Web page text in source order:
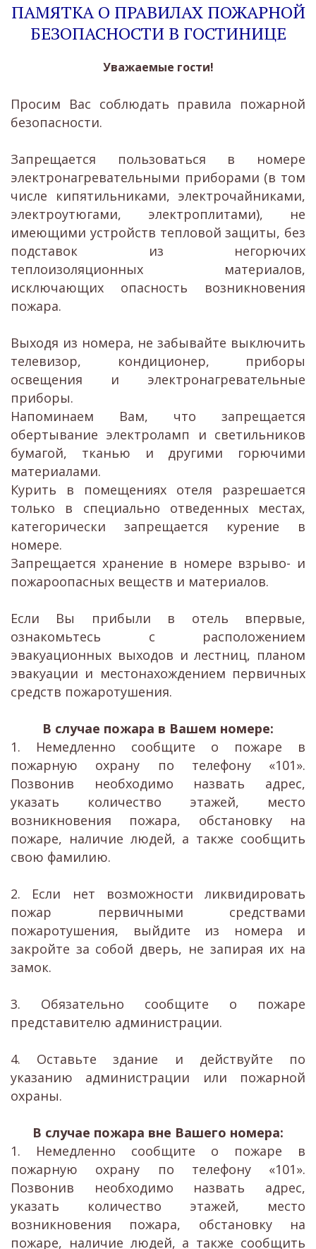
ПАМЯТКА О ПРАВИЛАХ ПОЖАРНОЙ
БЕЗОПАСНОСТИ В ГОСТИНИЦЕ
Уважаемые гости!
Просим Вас соблюдать правила пожарной
безопасности.
Запрещается пользоваться в номере
электронагревательными приборами (в том
числе кипятильниками, электрочайниками,
электроутюгами, электроплитами), не
имеющими устройств тепловой защиты, без
подставок из негорючих
теплоизоляционных материалов,
исключающих опасность возникновения
пожара.
Выходя из номера, не забывайте выключить
телевизор, кондиционер, приборы
освещения и электронагревательные
приборы.
Напоминаем Вам, что запрещается
обертывание электроламп и светильников
бумагой, тканью и другими горючими
материалами.
Курить в помещениях отеля разрешается
только в специально отведенных местах,
категорически запрещается курение в
номере.
Запрещается хранение в номере взрыво- и
пожароопасных веществ и материалов.
Если Вы прибыли в отель впервые,
ознакомьтесь с расположением
эвакуационных выходов и лестниц, планом
эвакуации и местонахождением первичных
средств пожаротушения.
В случае пожара в Вашем номере:
1. Немедленно сообщите о пожаре в
пожарную охрану по телефону «101».
Позвонив необходимо назвать адрес,
указать количество этажей, место
возникновения пожара, обстановку на
пожаре, наличие людей, а также сообщить
свою фамилию.
2. Если нет возможности ликвидировать
пожар первичными средствами
пожаротушения, выйдите из номера и
закройте за собой дверь, не запирая их на
замок.
3. Обязательно сообщите о пожаре
представителю администрации.
4. Оставьте здание и действуйте по
указанию администрации или пожарной
охраны.
В случае пожара вне Вашего номера:
1. Немедленно сообщите о пожаре в
пожарную охрану по телефону «101».
Позвонив необходимо назвать адрес,
указать количество этажей, место
возникновения пожара, обстановку на
пожаре, наличие людей, а также сообщить